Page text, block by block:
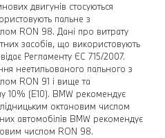
двигунів стосуються
пальне з
RON 98. Дані про витрату
засобів, що використовують
Регламенту ЄС 715/2007.
неетильованого пального з
RON 91 і вище та
10% (E10). BMW рекомендує
октановим числом
автомобілів BMW рекомендує
числом RON 98.